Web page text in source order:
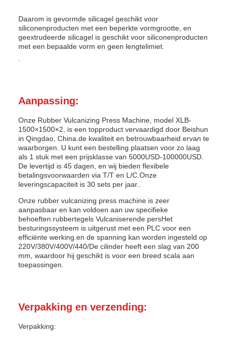
Daarom is gevormde silicagel geschikt voor
siliconenproducten met een beperkte vormgrootte, en
geextrudeerde silicagel is geschikt voor siliconenproducten
met een bepaalde vorm en geen lengtelimiet.
Aanpassing:
Onze Rubber Vulcanizing Press Machine, model XLB-
1500×1500×2, is een topproduct vervaardigd door Beishun
in Qingdao, China.de kwaliteit en betrouwbaarheid ervan te
waarborgen. U kunt een bestelling plaatsen voor zo laag
als 1 stuk met een prijsklasse van 5000USD-100000USD.
De levertijd is 45 dagen, en wij bieden flexibele
betalingsvoorwaarden via T/T en L/C.Onze
leveringscapaciteit is 30 sets per jaar..
Onze rubber vulcanizing press machine is zeer
aanpasbaar en kan voldoen aan uw specifieke
behoeften.rubbertegels Vulcaniserende persHet
besturingssysteem is uitgerust met een PLC voor een
efficiënte werking.en de spanning kan worden ingesteld op
220V/380V/400V/440/De cilinder heeft een slag van 200
mm, waardoor hij geschikt is voor een breed scala aan
toepassingen.
Verpakking en verzending:
Verpakking: